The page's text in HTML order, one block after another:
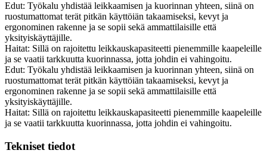
Edut: Työkalu yhdistää leikkaamisen ja kuorinnan yhteen, siinä on
ruostumattomat terät pitkän käyttöiän takaamiseksi, kevyt ja
ergonominen rakenne ja se sopii sekä ammattilaisille että
yksityiskäyttäjille.
Haitat: Sillä on rajoitettu leikkauskapasiteetti pienemmille kaapeleille
ja se vaatii tarkkuutta kuorinnassa, jotta johdin ei vahingoitu.
Edut: Työkalu yhdistää leikkaamisen ja kuorinnan yhteen, siinä on
ruostumattomat terät pitkän käyttöiän takaamiseksi, kevyt ja
ergonominen rakenne ja se sopii sekä ammattilaisille että
yksityiskäyttäjille.
Haitat: Sillä on rajoitettu leikkauskapasiteetti pienemmille kaapeleille
ja se vaatii tarkkuutta kuorinnassa, jotta johdin ei vahingoitu.
Tekniset tiedot